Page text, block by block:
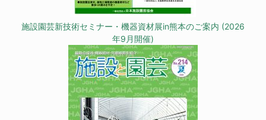
施設園芸新技術セミナー・機器資材展in熊本のご案内 (2026
年9月開催)